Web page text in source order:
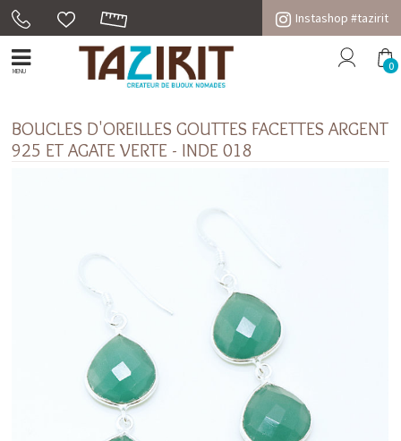
Instashop #tazirit
MENU 0
BOUCLES D'OREILLES GOUTTES FACETTES ARGENT
925 ET AGATE VERTE - INDE 018